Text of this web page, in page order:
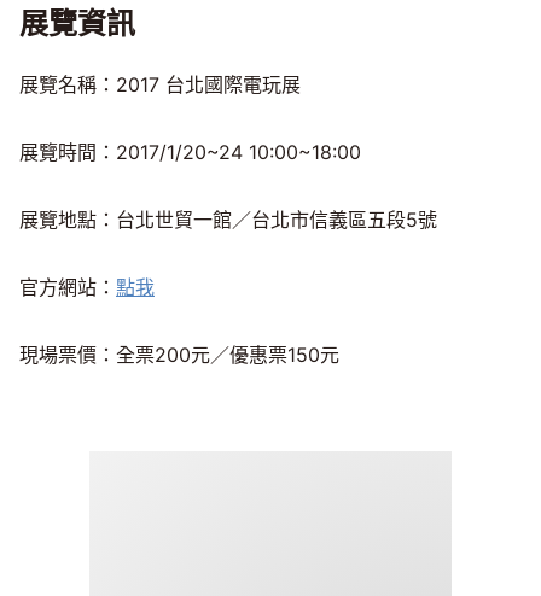
展覽資訊
展覽名稱：2017 台北國際電玩展
展覽時間：2017/1/20~24 10:00~18:00
展覽地點：台北世貿一館／台北市信義區五段5號
官方網站： 點我
現場票價：全票200元／優惠票150元